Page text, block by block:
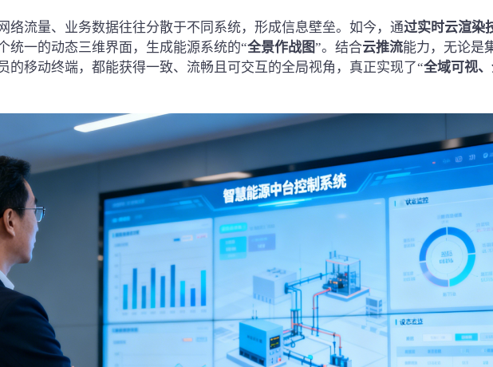
络流量、业务数据往往分散于不同系统，形成信息壁垒。如今，通过实时云渲染
统一的动态三维界面，生成能源系统的“全景作战图”。结合云推流能力，无论是
的移动终端，都能获得一致、流畅且可交互的全局视角，真正实现了“全域可视